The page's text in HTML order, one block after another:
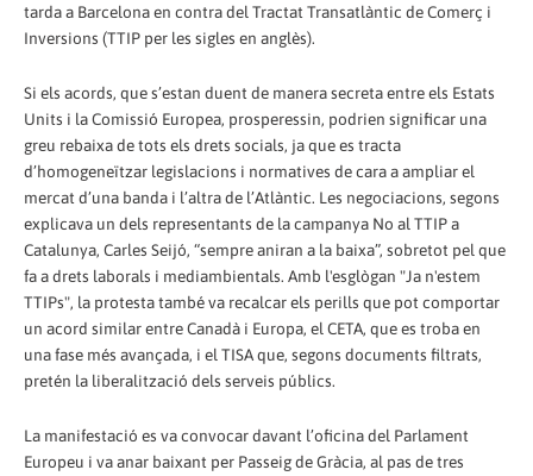
tarda a Barcelona en contra del Tractat Transatlàntic de Comerç i
Inversions (TTIP per les sigles en anglès).
Si els acords, que s’estan duent de manera secreta entre els Estats
Units i la Comissió Europea, prosperessin, podrien significar una
greu rebaixa de tots els drets socials, ja que es tracta
d’homogeneïtzar legislacions i normatives de cara a ampliar el
mercat d’una banda i l’altra de l’Atlàntic. Les negociacions, segons
explicava un dels representants de la campanya No al TTIP a
Catalunya, Carles Seijó, “sempre aniran a la baixa”, sobretot pel que
fa a drets laborals i mediambientals. Amb l'esglògan "Ja n'estem
TTIPs", la protesta també va recalcar els perills que pot comportar
un acord similar entre Canadà i Europa, el CETA, que es troba en
una fase més avançada, i el TISA que, segons documents filtrats,
pretén la liberalització dels serveis públics.
La manifestació es va convocar davant l’oficina del Parlament
Europeu i va anar baixant per Passeig de Gràcia, al pas de tres